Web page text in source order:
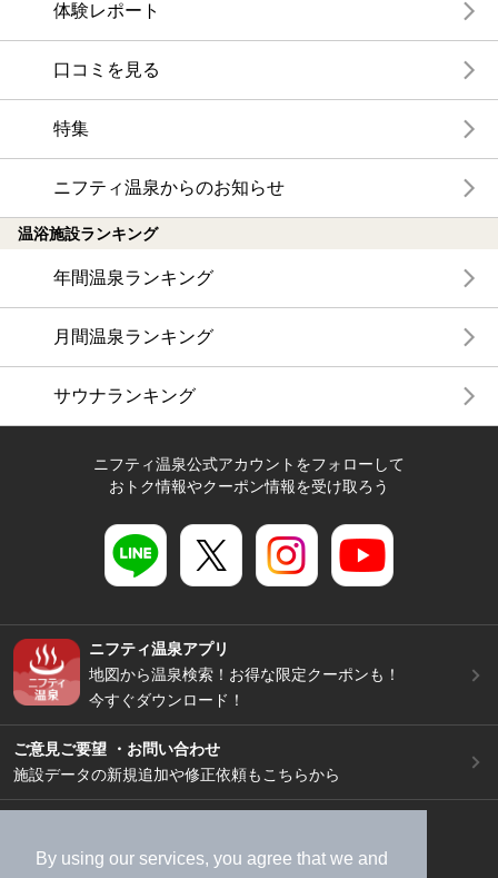
By using our services, you agree that we and
体験レポート
口コミを見る
特集
ニフティ温泉からのお知らせ
温浴施設ランキング
年間温泉ランキング
月間温泉ランキング
サウナランキング
ニフティ温泉公式アカウントをフォローして
おトク情報やクーポン情報を受け取ろう
ニフティ温泉アプリ
地図から温泉検索！お得な限定クーポンも！
今すぐダウンロード！
ご意見ご要望 ・お問い合わせ
施設データの新規追加や修正依頼もこちらから
加盟店募集（資料請求）
広告出稿のご案内